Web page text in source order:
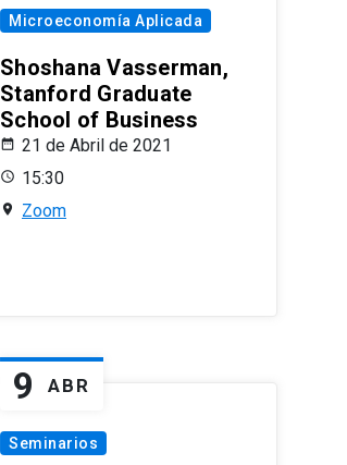
Microeconomía Aplicada
Shoshana Vasserman,
Stanford Graduate
School of Business
21 de Abril de 2021
15:30
Zoom
9 ABR
Seminarios